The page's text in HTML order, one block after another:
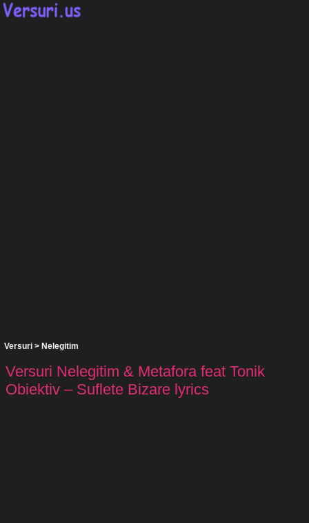
Versuri > Nelegitim
Versuri Nelegitim & Metafora feat Tonik
Obiektiv – Suflete Bizare lyrics